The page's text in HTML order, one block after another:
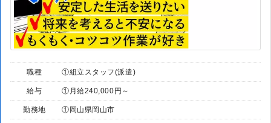
職種 ①組立スタッフ(派遣)
給与 ①月給240,000円～
勤務地 ①岡山県岡山市